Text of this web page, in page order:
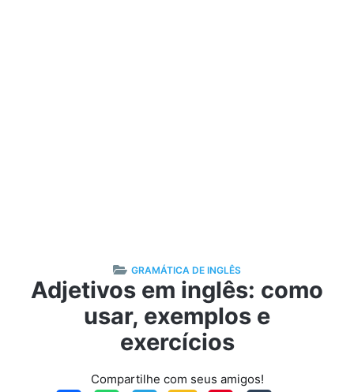
GRAMÁTICA DE INGLÊS
Adjetivos em inglês: como
usar, exemplos e
exercícios
Compartilhe com seus amigos!